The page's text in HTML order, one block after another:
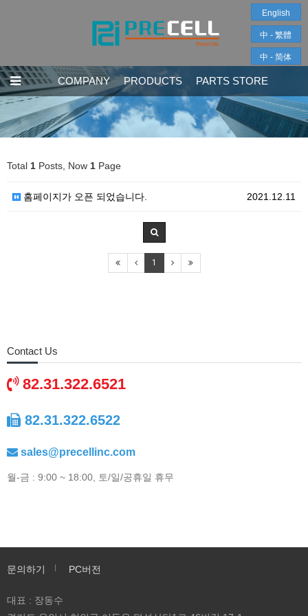
English
中 - 繁體
中 - 简体
COMPANY PRODUCTS PARTS STORE
Total 1 Posts, Now 1 Page
2021.12.11
홈페이지가 오픈 되었습니다.
1
Contact Us
82.31.322.6521
82.31.322.6522
sales@precellinc.com
월-금 : 9:00 ~ 18:00, 토/일/공휴일 휴무
문의하기 PC버전
대표 : 장동수